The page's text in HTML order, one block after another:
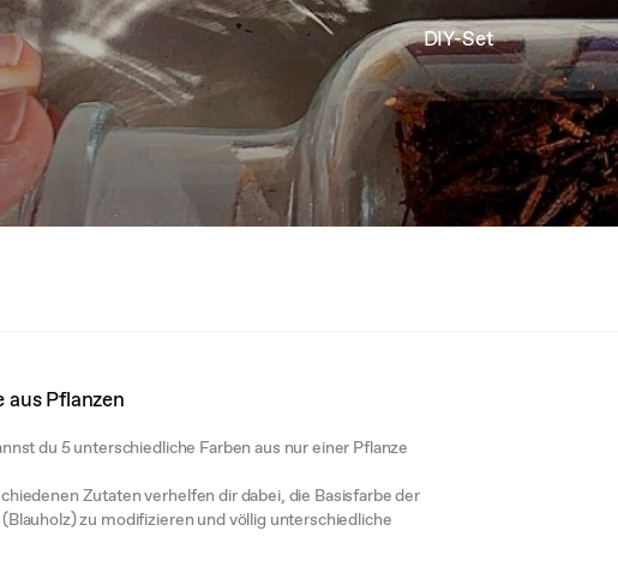
DIY-Set
Pflanzen
du 5 unterschiedliche Farben aus nur einer Pflanze
Zutaten verhelfen dir dabei, die Basisfarbe der
zu modifizieren und völlig unterschiedliche